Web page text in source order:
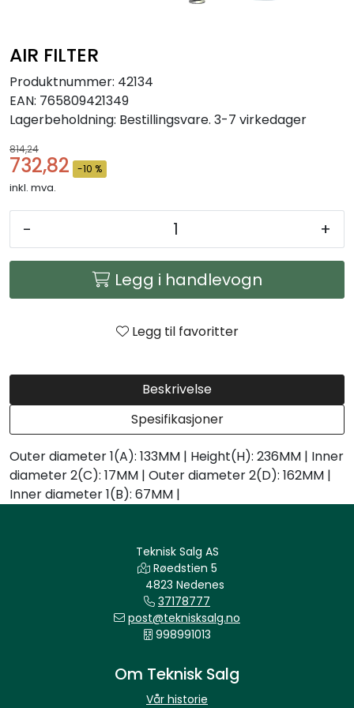
AIR FILTER
Produktnummer: 42134
EAN: 765809421349
Lagerbeholdning: Bestillingsvare. 3-7 virkedager
814,24
732,82 -10 %
inkl. mva.
- +
Legg i handlevogn
Legg til favoritter
Beskrivelse
Spesifikasjoner
Outer diameter 1(A): 133MM | Height(H): 236MM | Inner
diameter 2(C): 17MM | Outer diameter 2(D): 162MM |
Inner diameter 1(B): 67MM |
Teknisk Salg AS
Røedstien 5
4823 Nedenes
37178777
post@teknisksalg.no
998991013
Om Teknisk Salg
Vår historie
Maskiner
Kontor og kantineprodukter